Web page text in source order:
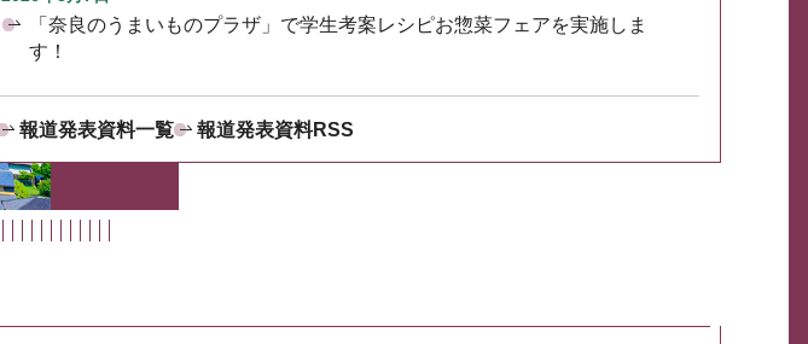
「奈良のうまいものプラザ」で学生考案レシピお惣菜フェアを実施しま
す！
報道発表資料一覧 報道発表資料RSS